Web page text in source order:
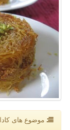
موضوع های